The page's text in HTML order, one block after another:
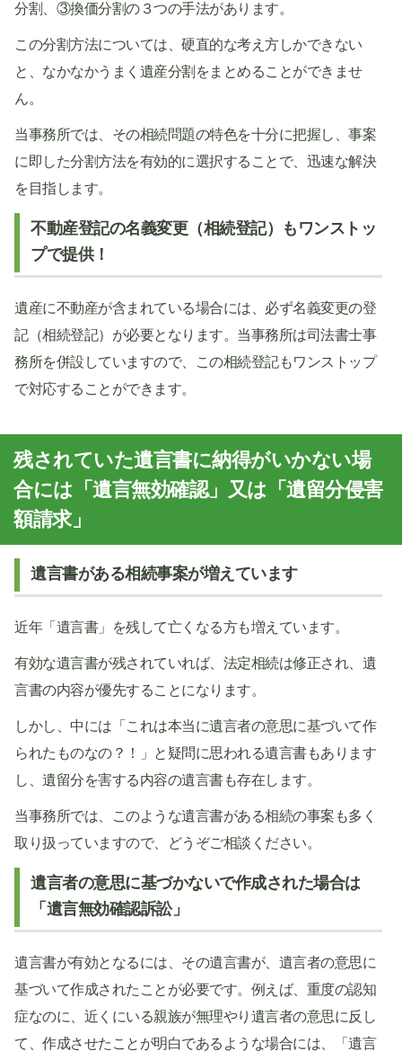
分割、③換価分割の３つの手法があります。
この分割方法については、硬直的な考え方しかできない
と、なかなかうまく遺産分割をまとめることができませ
ん。
当事務所では、その相続問題の特色を十分に把握し、事案
に即した分割方法を有効的に選択することで、迅速な解決
を目指します。
不動産登記の名義変更（相続登記）もワンストッ
プで提供！
遺産に不動産が含まれている場合には、必ず名義変更の登
記（相続登記）が必要となります。当事務所は司法書士事
務所を併設していますので、この相続登記もワンストップ
で対応することができます。
残されていた遺言書に納得がいかない場
合には「遺言無効確認」又は「遺留分侵害
額請求」
遺言書がある相続事案が増えています
近年「遺言書」を残して亡くなる方も増えています。
有効な遺言書が残されていれば、法定相続は修正され、遺
言書の内容が優先することになります。
しかし、中には「これは本当に遺言者の意思に基づいて作
られたものなの？！」と疑問に思われる遺言書もあります
し、遺留分を害する内容の遺言書も存在します。
当事務所では、このような遺言書がある相続の事案も多く
取り扱っていますので、どうぞご相談ください。
遺言者の意思に基づかないで作成された場合は
「遺言無効確認訴訟」
遺言書が有効となるには、その遺言書が、遺言者の意思に
基づいて作成されたことが必要です。例えば、重度の認知
症なのに、近くにいる親族が無理やり遺言者の意思に反し
て、作成させたことが明白であるような場合には、「遺言